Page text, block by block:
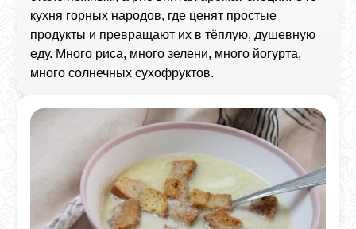
кухня горных народов, где ценят простые
продукты и превращают их в тёплую, душевную
еду. Много риса, много зелени, много йогурта,
много солнечных сухофруктов.